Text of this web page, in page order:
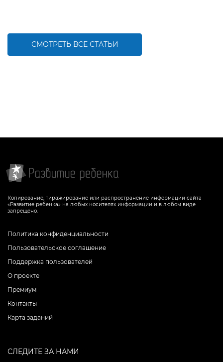
СМОТРЕТЬ ВСЕ СТАТЬИ
Копирование, тиражирование или распространение информации сайта
«Развитие ребенка» на любых носителях информации и в любом виде
запрещено.
Политика конфиденциальности
Пользовательское соглашение
Поддержка пользователей
О проекте
Премиум
Контакты
Карта заданий
СЛЕДИТЕ ЗА НАМИ